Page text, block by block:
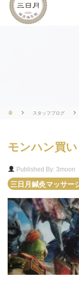
スタッフブログ
モンハン買い
Published By: 3moon
三日月鍼灸マッサー